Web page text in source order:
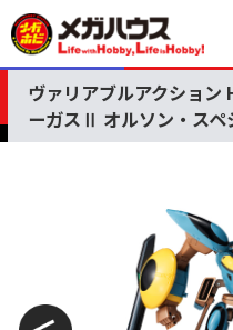
ヴァリアブルアクション
ーガスⅡ オルソン・スペ